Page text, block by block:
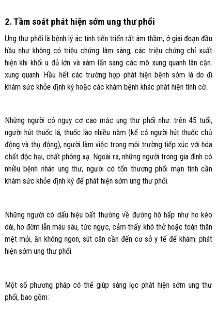
2. Tầm soát phát hiện sớm ung thư phổi
Ung thư phổi là bệnh lý ác tính tiến triển rất âm thầm, ở giai đoạn đầu
hầu như không có triệu chứng lâm sàng, các triệu chứng chỉ xuất
hiện khi khối u đủ lớn và xâm lấn sang các mô xung quanh lân cận.
xung quanh. Hầu hết các trường hợp phát hiện bệnh sớm là do đi
khám sức khỏe định kỳ hoặc các khám bệnh khác phát hiện tình cờ.
Những người có nguy cơ cao mắc ung thư phổi như: trên 45 tuổi,
người hút thuốc lá, thuốc lào nhiều năm (kể cả người hút thuốc chủ
động và thụ động), người làm việc trong môi trường tiếp xúc với hóa
chất độc hại, chất phóng xạ. Ngoài ra, những người trong gia đình có
nhiều bệnh nhân ung thư, người có tổn thương phổi mạn tính cần
khám sức khỏe định kỳ để phát hiện sớm ung thư phổi.
Những người có dấu hiệu bất thường về đường hô hấp như ho kéo
dài, ho đờm lẫn máu sâu, tức ngực, cảm thấy khó thở hoặc toàn thân
mệt mỏi, ăn không ngon, sút cân cần đến cơ sở y tế để khám. phát
hiện sớm ung thư phổi.
Một số phương pháp có thể giúp sàng lọc phát hiện sớm ung thư
phổi, bao gồm: